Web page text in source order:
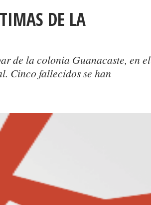
DE LA
de la colonia Guanacaste, en el
Cinco fallecidos se han